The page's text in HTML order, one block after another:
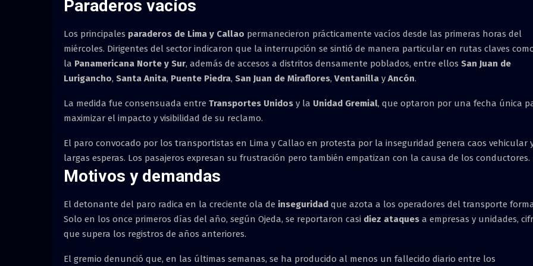
Paraderos vacíos
Los principales paraderos de Lima y Callao permanecieron prácticamente vacíos desde las primeras horas del
miércoles. Dirigentes del sector indicaron que la interrupción se sintió de manera particular en rutas claves
la Panamericana Norte y Sur, además de accesos a distritos densamente poblados, entre ellos San Juan de
Lurigancho, Santa Anita, Puente Piedra, San Juan de Miraflores, Ventanilla y Ancón.
La medida fue consensuada entre Transportes Unidos y la Unidad Gremial, que optaron por una fecha única
maximizar el impacto y visibilidad de su reclamo.
El paro convocado por los transportistas en Lima y Callao en protesta por la inseguridad genera caos vehicular
largas esperas. Los pasajeros expresan su frustración pero también empatizan con la causa de los conductores.
Motivos y demandas
El detonante del paro radica en la creciente ola de inseguridad que azota a los operadores del transporte
Solo en los once primeros días del año, según Ojeda, se reportaron casi diez ataques a empresas y unidades,
que supera los registros de años anteriores.
El gremio denunció que, en las últimas semanas, se ha producido al menos un fallecido diario entre los